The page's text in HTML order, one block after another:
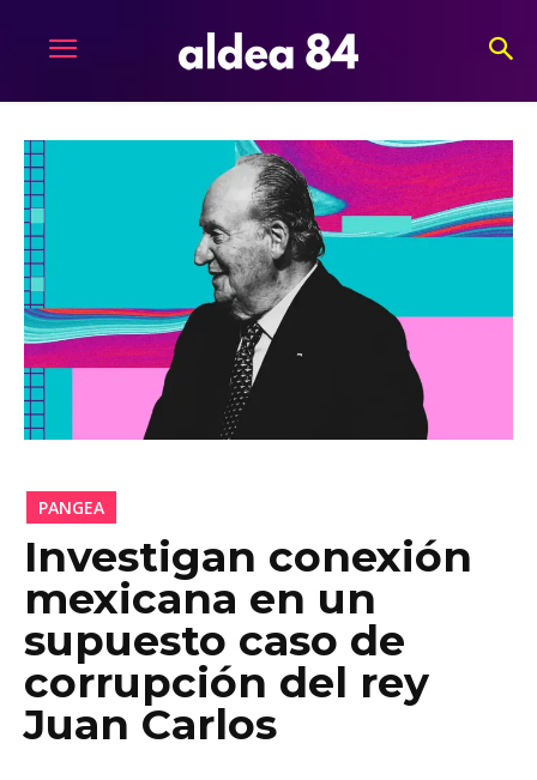
PANGEA
Investigan conexión
mexicana en un
supuesto caso de
corrupción del rey
Juan Carlos